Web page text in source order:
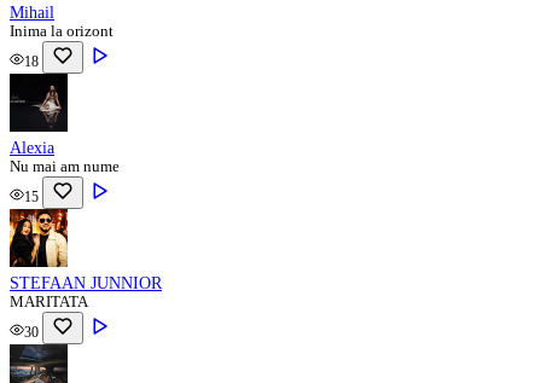
Mihail
Inima la orizont
18
Alexia
Nu mai am nume
15
STEFAAN JUNNIOR
MARITATA
30